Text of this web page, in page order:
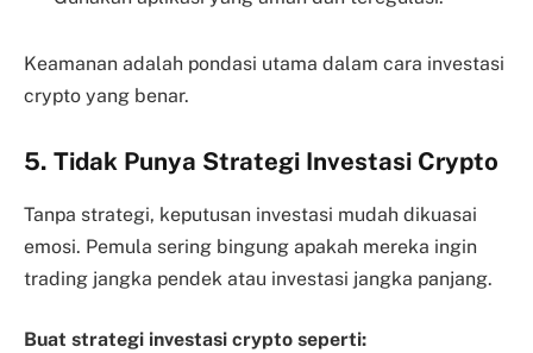
Keamanan adalah pondasi utama dalam cara investasi
crypto yang benar.
5. Tidak Punya Strategi Investasi Crypto
Tanpa strategi, keputusan investasi mudah dikuasai
emosi. Pemula sering bingung apakah mereka ingin
trading jangka pendek atau investasi jangka panjang.
Buat strategi investasi crypto seperti: